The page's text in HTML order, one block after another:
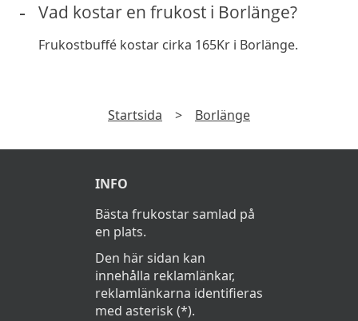
Vad kostar en frukost i Borlänge?
Frukostbuffé kostar cirka 165Kr i Borlänge.
Startsida > Borlänge
INFO
Bästa frukostar samlad på
en plats.
Den här sidan kan
innehålla reklamlänkar,
reklamlänkarna identifieras
med asterisk (*).